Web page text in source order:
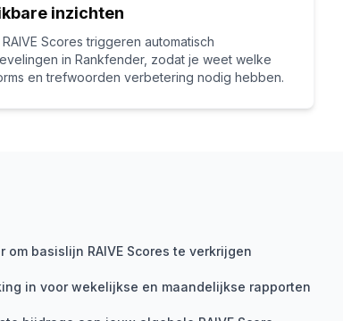
inzichten
Scores triggeren automatisch
in Rankfender, zodat je weet welke
en trefwoorden verbetering nodig hebben.
basislijn RAIVE Scores te verkrijgen
in voor wekelijkse en maandelijkse rapporten